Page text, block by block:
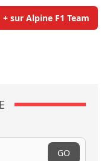
+ sur Alpine F1 Team
GO